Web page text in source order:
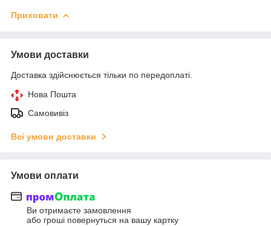
Приховати
Умови доставки
Доставка здійснюється тільки по передоплаті.
Нова Пошта
Самовивіз
Всі умови доставки
Умови оплати
Ви отримаєте замовлення
або гроші повернуться на вашу картку